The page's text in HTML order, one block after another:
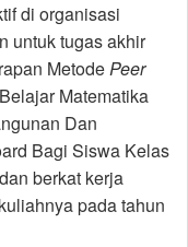
di organisasi
untuk tugas akhir
MetodePeer
Matematika
Dan
Bagi Siswa Kelas
berkat kerja
pada tahun